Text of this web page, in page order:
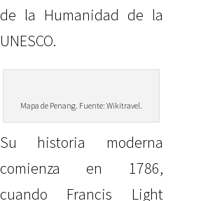
de la Humanidad de la
UNESCO.
Mapa de Penang. Fuente: Wikitravel.
Su historia moderna
comienza en 1786,
cuando Francis Light